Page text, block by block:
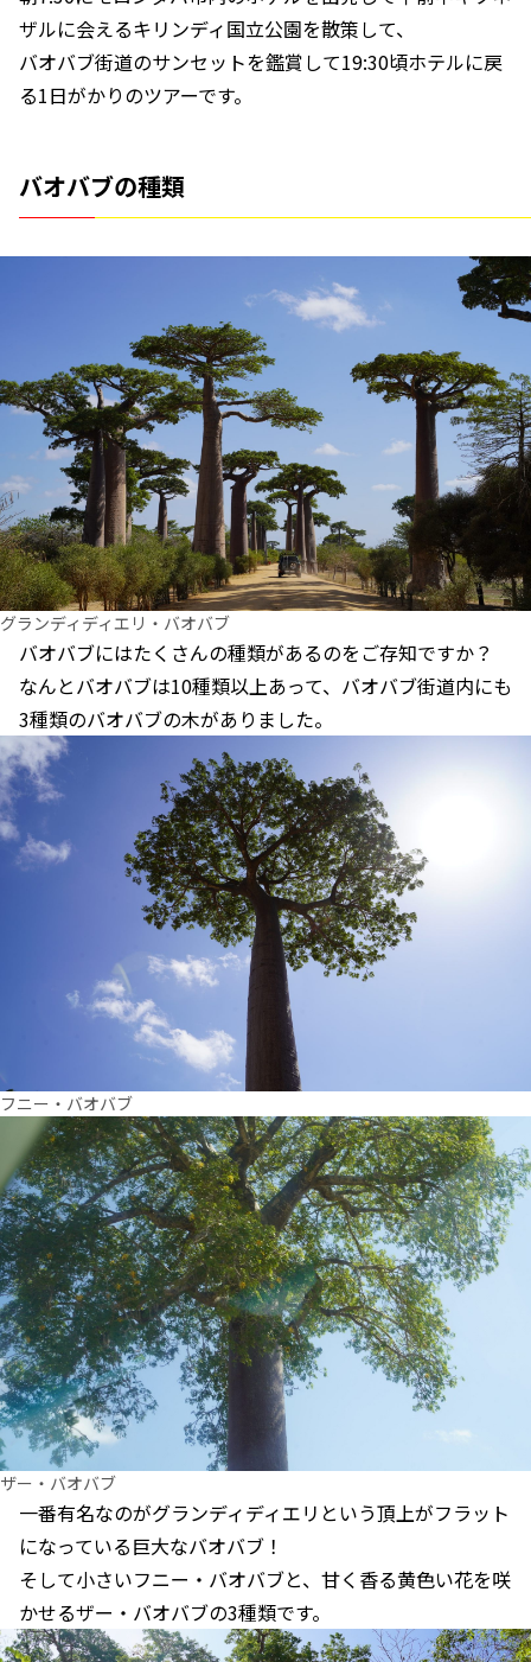
ザルに会えるキリンディ国立公園を散策して、
バオバブ街道のサンセットを鑑賞して19:30頃ホテルに戻
る1日がかりのツアーです。
バオバブの種類
グランディディエリ・バオバブ
バオバブにはたくさんの種類があるのをご存知ですか？
なんとバオバブは10種類以上あって、バオバブ街道内にも
3種類のバオバブの木がありました。
フニー・バオバブ
ザー・バオバブ
一番有名なのがグランディディエリという頂上がフラット
になっている巨大なバオバブ！
そして小さいフニー・バオバブと、甘く香る黄色い花を咲
かせるザー・バオバブの3種類です。